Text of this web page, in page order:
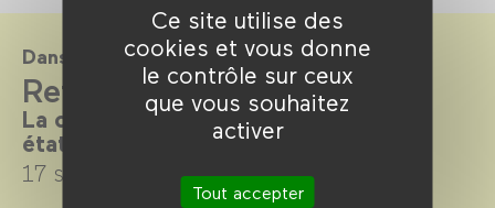
Ce site utilise des
cookies et vous donne
le contrôle sur ceux
que vous souhaitez
activer
Tout accepter
Dans le cadre de
Refaire l'amour
La comédie romantique dans tous ses
états
17 septembre → 4 décembre 2024